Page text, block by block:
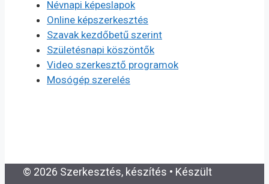
Névnapi képeslapok
Online képszerkesztés
Szavak kezdőbetű szerint
Születésnapi köszöntők
Video szerkesztő programok
Mosógép szerelés
© 2026 Szerkesztés, készítés • Készült